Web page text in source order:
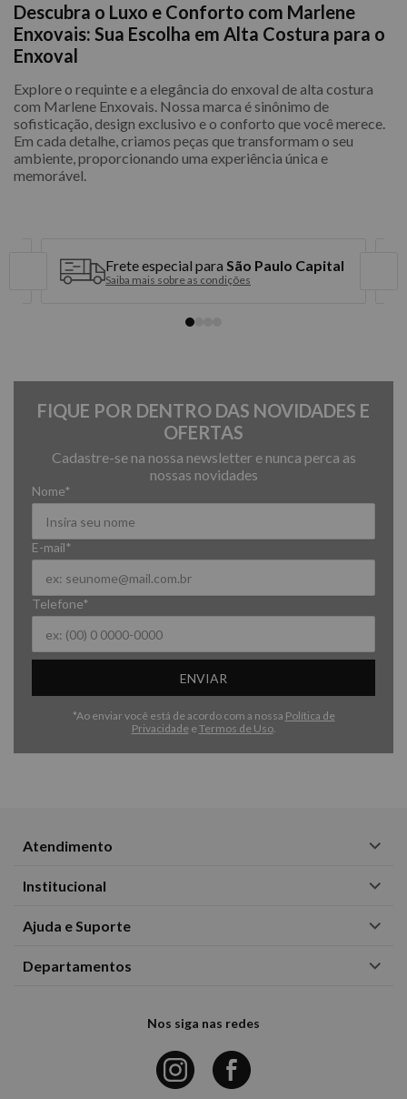
Descubra o Luxo e Conforto com Marlene
Enxovais: Sua Escolha em Alta Costura para o
Enxoval
Explore o requinte e a elegância do enxoval de alta costura
com Marlene Enxovais. Nossa marca é sinônimo de
sofisticação, design exclusivo e o conforto que você merece.
Em cada detalhe, criamos peças que transformam o seu
ambiente, proporcionando uma experiência única e
memorável.
Frete especial para São Paulo Capital
Saiba mais sobre as condições
FIQUE POR DENTRO DAS NOVIDADES E
OFERTAS
Cadastre-se na nossa newsletter e nunca perca as
nossas novidades
*Ao enviar você está de acordo com a nossa Política de
Privacidade e Termos de Uso.
Nome*
E-mail*
Telefone*
ENVIAR
Atendimento
Institucional
Ajuda e Suporte
Departamentos
Nos siga nas redes